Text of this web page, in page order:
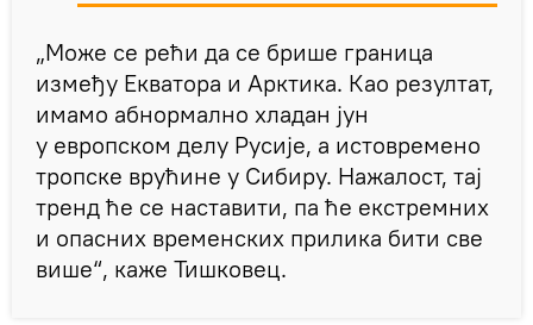
„Може се рећи да се брише граница
између Екватора и Арктика. Као резултат,
имамо абнормално хладан јун
у европском делу Русије, а истовремено
тропске врућине у Сибиру. Нажалост, тај
тренд ће се наставити, па ће екстремних
и опасних временских прилика бити све
више“, каже Тишковец.